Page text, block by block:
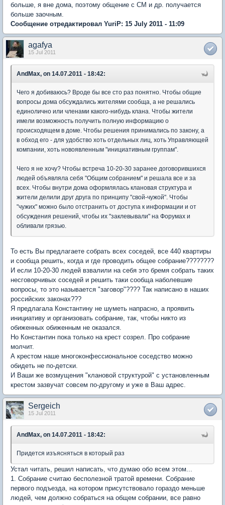
больше, я вне дома, поэтому общение с СМ и др. получается
больше заочным.
Сообщение отредактировал YuriP: 15 July 2011 - 11:09
agafya
15 Jul 2011
AndMax, on 14.07.2011 - 18:42:
Чего я добиваюсь? Вроде бы все сто раз понятно. Чтобы общие
вопросы дома обсуждались жителями сообща, а не решались
единолично или членами какого-нибудь клана. Чтобы жители
имели возможность получить полную информацию о
происходящем в доме. Чтобы решения принимались по закону, а
в обход его - для удобство хоть отдельных лиц, хоть Управляющей
компании, хоть новоявленным "инициативным группам".
Чего я не хочу? Чтобы встреча 10-20-30 заранее договорившихся
людей объявляла себя "Общим собранием" и решала все и за
всех. Чтобы внутри дома оформлялась клановая структура и
жители делили друг друга по принципу "свой-чужой". Чтобы
"чужих" можно было отстранить от доступа к информации и от
обсуждения решений, чтобы их "заклевывали" на Форумах и
обливали грязью.
То есть Вы предлагаете собрать всех соседей, все 440 квартиры
и сообща решить, когда и где проводить общее собрание????????
И если 10-20-30 людей взвалили на себя это бремя собрать таких
несговорчивых соседей и решить таки сообща наболевшие
вопросы, то это называется "заговор"???? Так написано в наших
российских законах???
Я предлагала Константину не шуметь напрасно, а проявить
инициативу и организовать собрание, так, чтобы никто из
обиженных обиженным не оказался.
Но Константин пока только на крест созрел. Про собрание
молчит.
А крестом наше многоконфессиональное соседство можно
обидеть не по-детски.
И Ваши же возмущения "клановой структурой" с установленным
крестом зазвучат совсем по-другому и уже в Ваш адрес.
Sergeich
15 Jul 2011
AndMax, on 14.07.2011 - 18:42:
Придется изъясняться в который раз
Устал читать, решил написать, что думаю обо всем этом...
1. Собрание считаю бесполезной тратой времени. Собрание
первого подъезда, на котором присутствовало гораздо меньше
людей, чем должно собраться на общем собрании, все равно